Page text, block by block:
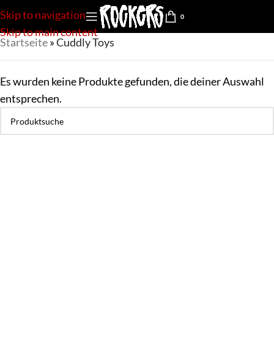
Skip to navigation
Skip to main content
0
Startseite»Cuddly Toys
Es wurden keine Produkte gefunden, die deiner Auswahl
entsprechen.